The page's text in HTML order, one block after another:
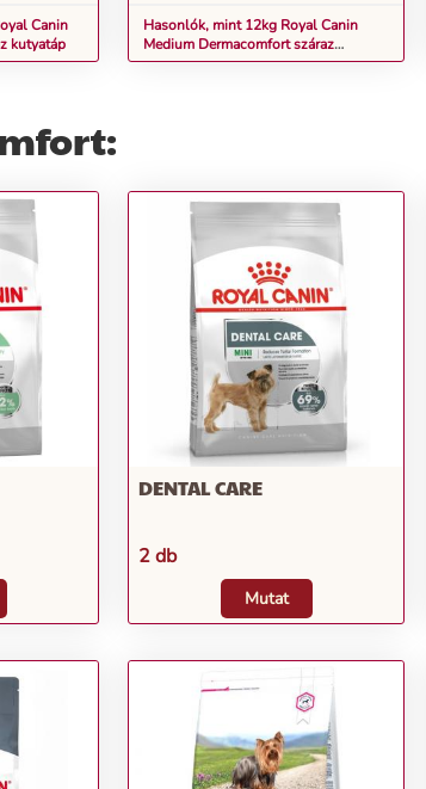
Canin
kutyatáp
Hasonlók, mint 12kg Royal Canin
Medium Dermacomfort száraz
kutyatáp
DENTAL CARE
2 db
Mutat